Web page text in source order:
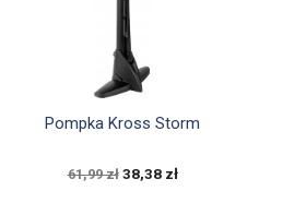
Szybki podgląd
Pompka Kross Storm
61,99 zł 38,38 zł